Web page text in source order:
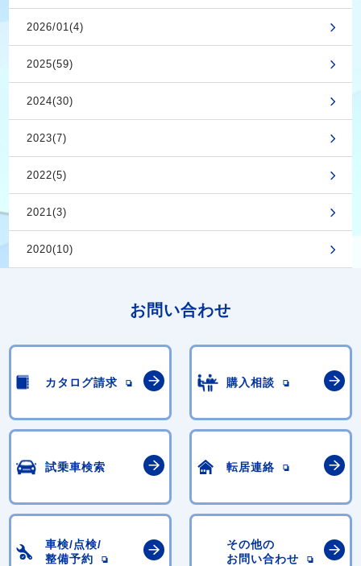
2026/01(4)
2025(59)
2024(30)
2023(7)
2022(5)
2021(3)
2020(10)
お問い合わせ
カタログ請求 購入相談
試乗車検索 転居連絡
車検/点検/
整備予約
その他の
お問い合わせ